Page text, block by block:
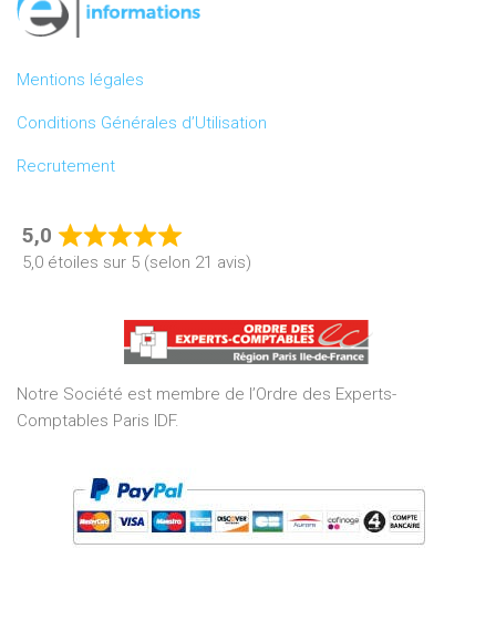
Mentions légales
Conditions Générales d’Utilisation
Recrutement
5,0
Rated
5,0
of
5
5,0 étoiles sur 5 (selon 21 avis)
Notre Société est membre de l’Ordre des Experts-
Comptables Paris IDF.